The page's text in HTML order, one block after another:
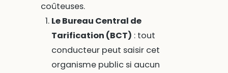
coûteuses.
Le Bureau Central de
Tarification (BCT) : tout
conducteur peut saisir cet
organisme public si aucun